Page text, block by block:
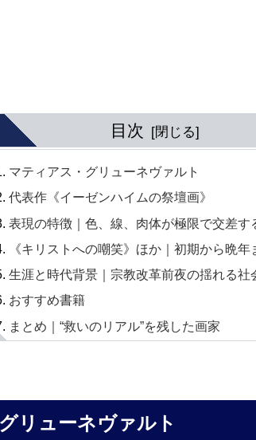
目次
マティアス・グリューネヴァルト
代表作《イーゼンハイムの祭壇画》
表現の特徴｜色、線、肉体が極限で交差す
《キリストへの嘲笑》ほか｜初期から晩年
生涯と時代背景｜宗教改革前夜の揺れる社
おすすめ書籍
まとめ｜“救いのリアル”を残した画家
リューネヴァルト